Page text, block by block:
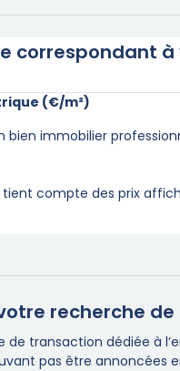
correspondant
(€/m²)
bien immobilier
compte des prix
recherche
transaction dédiée à
pas être annoncées